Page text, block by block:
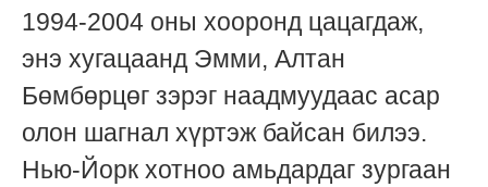
1994-2004 оны хооронд цацагдаж,
энэ хугацаанд Эмми, Алтан
Бөмбөрцөг зэрэг наадмуудаас асар
олон шагнал хүртэж байсан билээ.
Нью-Йорк хотноо амьдардаг зургаан